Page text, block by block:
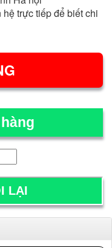
trực tiếp để biết chi